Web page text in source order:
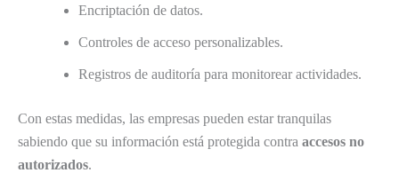
Encriptación de datos.
Controles de acceso personalizables.
Registros de auditoría para monitorear actividades.
Con estas medidas, las empresas pueden estar tranquilas
sabiendo que su información está protegida contra accesos no
autorizados.